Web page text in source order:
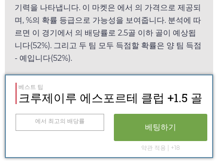
기력을 나타냅니다. 이 마켓은 에서 의 가격으로 제공되
며, %의 확률 등급으로 가능성을 보여줍니다. 분석에 따
르면 이 경기에서 의 배당률로 2.5골 이하 골이 예상됩
니다(52%). 그리고 두 팀 모두 득점할 확률은 양 팀 득점
- 예입니다(52%).
베스트 팁
크루제이루 에스포르테 클럽 +1.5 골
에서 최고의 배당률
베팅하기
약관 적용 | +18